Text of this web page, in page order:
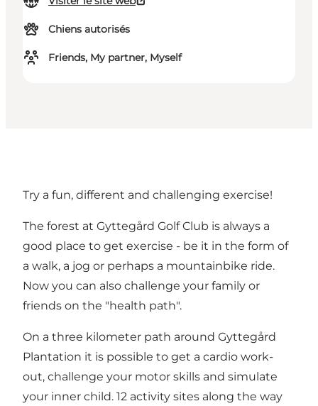
Chiens autorisés
Friends, My partner, Myself
Try a fun, different and challenging exercise!
The forest at Gyttegård Golf Club is always a
good place to get exercise - be it in the form of
a walk, a jog or perhaps a mountainbike ride.
Now you can also challenge your family or
friends on the "health path".
On a three kilometer path around Gyttegård
Plantation it is possible to get a cardio work-
out, challenge your motor skills and simulate
your inner child. 12 activity sites along the way